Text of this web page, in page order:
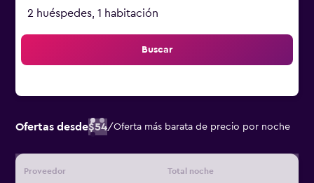
2 huéspedes, 1 habitación
Buscar
Ofertas desde$54/Oferta más barata de precio por noche
Proveedor Total noche